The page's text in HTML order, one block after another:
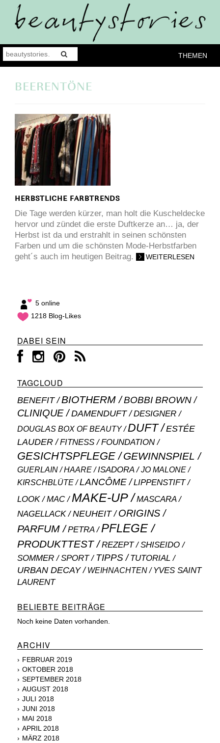
THEMEN
BEERENTÖNE
HERBSTLICHE FARBTRENDS
Die Tage werden kürzer, man holt die Kuscheldecke
hervor und zündet die erste Duftkerze an… ja, der
Herbst ist da und erstrahlt in seinen schönsten
Farben und um die schönsten Mode-Herbstfarben
geht´s auch im heutigen Beitrag.
WEITERLESEN
5 online
1218 Blog-Likes
DABEI SEIN
TAGCLOUD
BENEFIT BIOTHERM BOBBI BROWN
CLINIQUE DAMENDUFT DESIGNER
DOUGLAS BOX OF BEAUTY DUFT
ESTÉE
LAUDER
FITNESS FOUNDATION
GESICHTSPFLEGE GEWINNSPIEL
GUERLAIN HAARE ISADORA JO MALONE
KIRSCHBLÜTE LANCÔME LIPPENSTIFT
LOOK MAC MAKE-UP MASCARA
NAGELLACK NEUHEIT ORIGINS
PARFUM PETRA PFLEGE
PRODUKTTEST REZEPT SHISEIDO
SOMMER SPORT TIPPS TUTORIAL
URBAN DECAY WEIHNACHTEN
YVES SAINT
LAURENT
BELIEBTE BEITRÄGE
Noch keine Daten vorhanden.
ARCHIV
FEBRUAR 2019
OKTOBER 2018
SEPTEMBER 2018
AUGUST 2018
JULI 2018
JUNI 2018
MAI 2018
APRIL 2018
MÄRZ 2018